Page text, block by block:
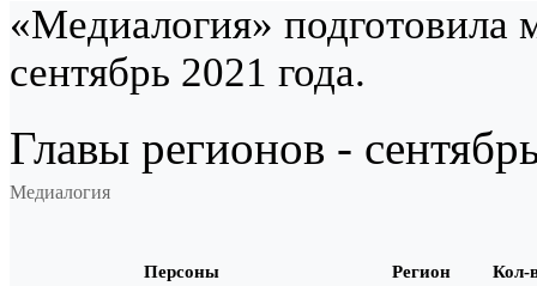
«Медиалогия» подготовила
сентябрь 2021 года.
Главы регионов -
Медиалогия
Персоны Регион Кол-